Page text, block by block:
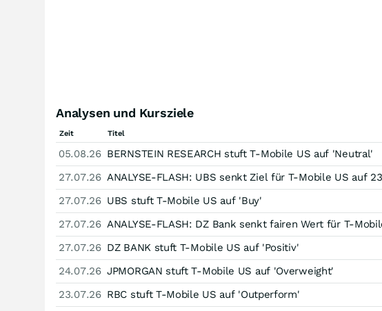
Analysen und Kursziele
Zeit Titel
05.08.26 BERNSTEIN RESEARCH stuft T-Mobile US auf 'Neutral'
27.07.26 ANALYSE-FLASH: UBS senkt Ziel für T-Mobile US auf
27.07.26 UBS stuft T-Mobile US auf 'Buy'
27.07.26 ANALYSE-FLASH: DZ Bank senkt fairen Wert für T-
27.07.26 DZ BANK stuft T-Mobile US auf 'Positiv'
24.07.26 JPMORGAN stuft T-Mobile US auf 'Overweight'
23.07.26 RBC stuft T-Mobile US auf 'Outperform'